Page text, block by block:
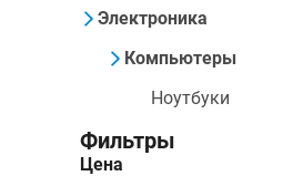
Электроника
Компьютеры
Ноутбуки
Фильтры
Цена